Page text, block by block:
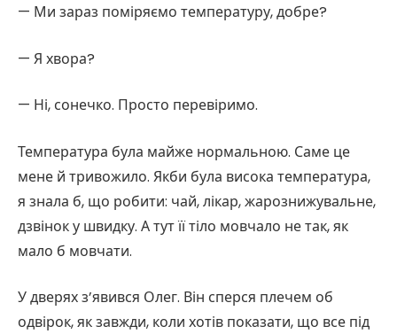
— Ми зараз поміряємо температуру, добре?
— Я хвора?
— Ні, сонечко. Просто перевіримо.
Температура була майже нормальною. Саме це
мене й тривожило. Якби була висока температура,
я знала б, що робити: чай, лікар, жарознижувальне,
дзвінок у швидку. А тут її тіло мовчало не так, як
мало б мовчати.
У дверях з’явився Олег. Він сперся плечем об
одвірок, як завжди, коли хотів показати, що все під